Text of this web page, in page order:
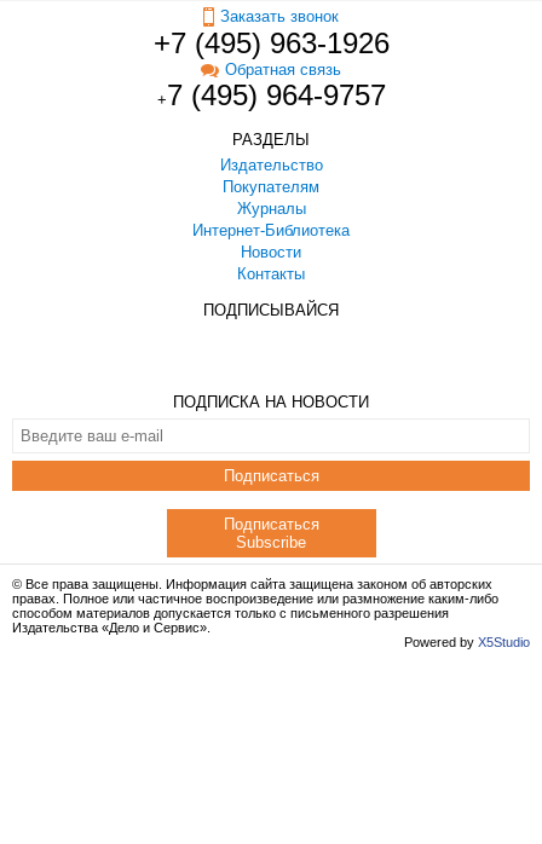
Заказать звонок
+7 (495) 963-1926
Обратная связь
+7 (495) 964-9757
РАЗДЕЛЫ
Издательство
Покупателям
Журналы
Интернет-Библиотека
Новости
Контакты
ПОДПИСЫВАЙСЯ
ПОДПИСКА НА НОВОСТИ
Подписаться
Подписаться
Subscribe
© Все права защищены. Информация сайта защищена законом об авторских
правах. Полное или частичное воспроизведение или размножение каким-либо
способом материалов допускается только с письменного разрешения
Издательства «Дело и Сервис».
Powered by X5Studio